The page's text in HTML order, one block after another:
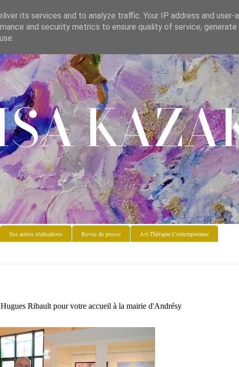
.
Ses autres réalisations Revue de presse Art-Thérapie Contemporaine
Ribault pour votre accueil à la mairie d'Andrésy
its services and to analyze traffic. Your IP address and user-
and security metrics to ensure quality of service, generate